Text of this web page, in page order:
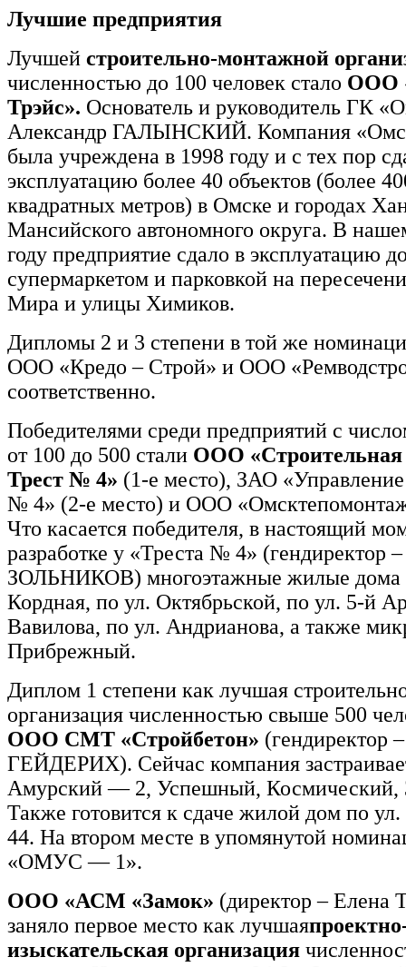
Лучшие предприятия
Лучшей строительно-монтажной
численностью до 100 человек стало ООО
Трэйс». Основатель и руководитель ГК
Александр ГАЛЫНСКИЙ. Компания
была учреждена в 1998 году и с тех пор
эксплуатацию более 40 объектов (более
квадратных метров) в Омске и городах
Мансийского автономного округа. В
году предприятие сдало в эксплуатацию
супермаркетом и парковкой на
Мира и улицы Химиков.
Дипломы 2 и 3 степени в той же
ООО «Кредо – Строй» и ООО
соответственно.
Победителями среди предприятий с
от 100 до 500 стали ООО
Трест № 4» (1-е место), ЗАО
№ 4» (2-е место) и ООО
Что касается победителя, в настоящий
разработке у «Треста № 4» (гендиректор
ЗОЛЬНИКОВ) многоэтажные жилые дома
Кордная, по ул. Октябрьской, по ул. 5-й
Вавилова, по ул. Андрианова, а также
Прибрежный.
Диплом 1 степени как лучшая
организация численностью свыше 500
ООО СМТ «Стройбетон» (гендиректор
ГЕЙДЕРИХ). Сейчас компания
Амурский — 2, Успешный, Космический,
Также готовится к сдаче жилой дом по ул.
44. На втором месте в упомянутой
«ОМУС — 1».
ООО «АСМ «Замок» (директор –
заняло первое место как лучшая
изыскательская организация